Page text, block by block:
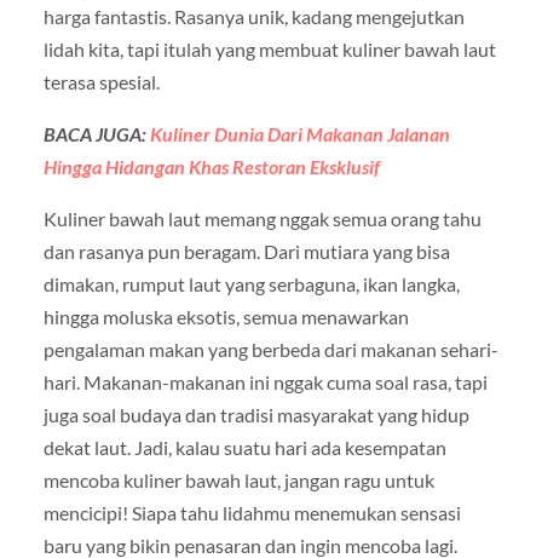
harga fantastis. Rasanya unik, kadang mengejutkan
lidah kita, tapi itulah yang membuat kuliner bawah laut
terasa spesial.
BACA JUGA:Kuliner Dunia Dari Makanan Jalanan
Hingga Hidangan Khas Restoran Eksklusif
Kuliner bawah laut memang nggak semua orang tahu
dan rasanya pun beragam. Dari mutiara yang bisa
dimakan, rumput laut yang serbaguna, ikan langka,
hingga moluska eksotis, semua menawarkan
pengalaman makan yang berbeda dari makanan sehari-
hari. Makanan-makanan ini nggak cuma soal rasa, tapi
juga soal budaya dan tradisi masyarakat yang hidup
dekat laut. Jadi, kalau suatu hari ada kesempatan
mencoba kuliner bawah laut, jangan ragu untuk
mencicipi! Siapa tahu lidahmu menemukan sensasi
baru yang bikin penasaran dan ingin mencoba lagi.